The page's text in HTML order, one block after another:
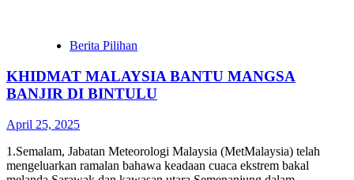
Berita Pilihan
KHIDMAT MALAYSIA BANTU MANGSA
BANJIR DI BINTULU
April 25, 2025
1.Semalam, Jabatan Meteorologi Malaysia (MetMalaysia) telah
mengeluarkan ramalan bahawa keadaan cuaca ekstrem bakal